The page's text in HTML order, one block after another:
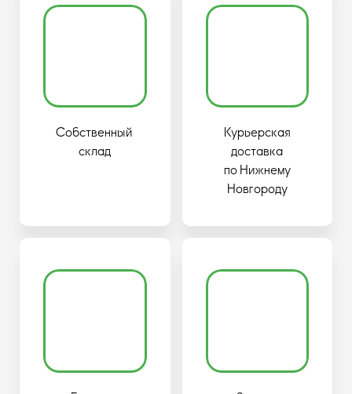
Собственный
склад
Курьерская
доставка
по Нижнему
Новгороду